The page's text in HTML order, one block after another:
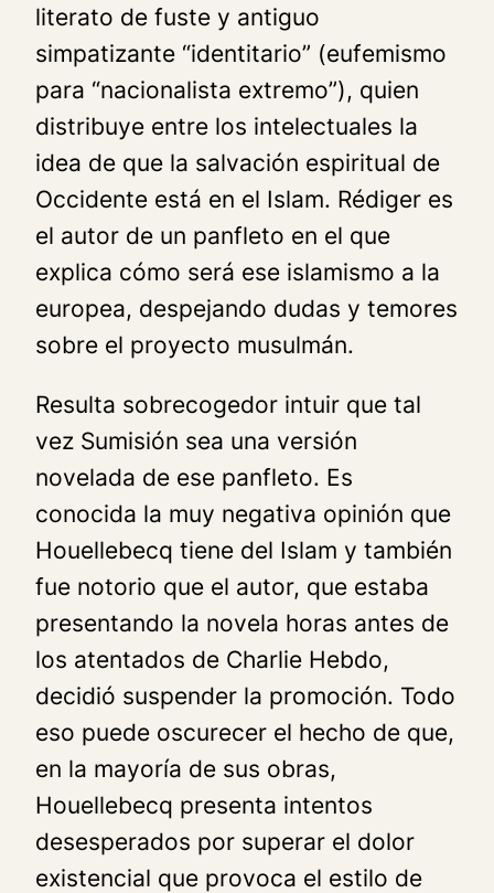
literato de fuste y antiguo
simpatizante “identitario” (eufemismo
para “nacionalista extremo”), quien
distribuye entre los intelectuales la
idea de que la salvación espiritual de
Occidente está en el Islam. Rédiger es
el autor de un panfleto en el que
explica cómo será ese islamismo a la
europea, despejando dudas y temores
sobre el proyecto musulmán.
Resulta sobrecogedor intuir que tal
vez Sumisión sea una versión
novelada de ese panfleto. Es
conocida la muy negativa opinión que
Houellebecq tiene del Islam y también
fue notorio que el autor, que estaba
presentando la novela horas antes de
los atentados de Charlie Hebdo,
decidió suspender la promoción. Todo
eso puede oscurecer el hecho de que,
en la mayoría de sus obras,
Houellebecq presenta intentos
desesperados por superar el dolor
existencial que provoca el estilo de